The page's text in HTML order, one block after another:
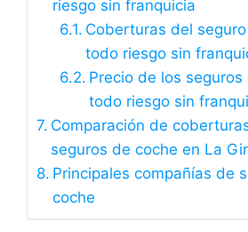
riesgo sin franquicia
Coberturas del
todo riesgo sin
Precio de los seguros
todo riesgo sin
Comparación de
seguros de coche en La
Principales compañías de
coche